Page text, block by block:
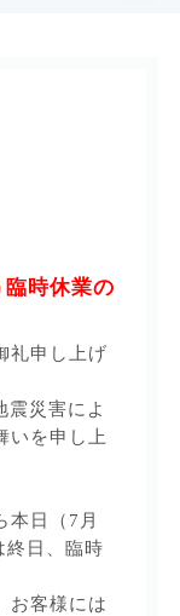
臨時休業の
礼申し上げ
震災害によ
いを申し上
本日（7月
終日、臨時
お客様には